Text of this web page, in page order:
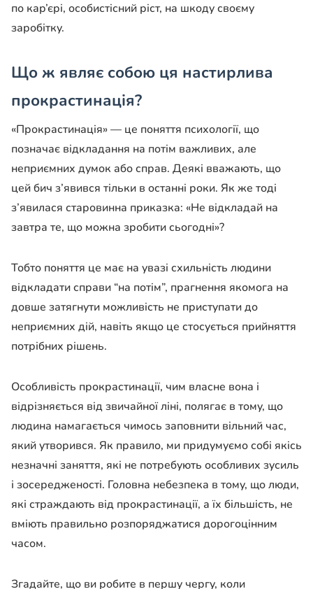
по кар’єрі, особистісний ріст, на шкоду своєму
заробітку.
Що ж являє собою ця настирлива
прокрастинація?
«Прокрастинація» — це поняття психології, що
позначає відкладання на потім важливих, але
неприємних думок або справ. Деякі вважають, що
цей бич з’явився тільки в останні роки. Як же тоді
з’явилася старовинна приказка: «Не відкладай на
завтра те, що можна зробити сьогодні»?
Тобто поняття це має на увазі схильність людини
відкладати справи “на потім”, прагнення якомога на
довше затягнути можливість не приступати до
неприємних дій, навіть якщо це стосується прийняття
потрібних рішень.
Особливість прокрастинації, чим власне вона і
відрізняється від звичайної ліні, полягає в тому, що
людина намагається чимось заповнити вільний час,
який утворився. Як правило, ми придумуємо собі якісь
незначні заняття, які не потребують особливих зусиль
і зосередженості. Головна небезпека в тому, що люди,
які страждають від прокрастинації, а їх більшість, не
вміють правильно розпоряджатися дорогоцінним
часом.
Згадайте, що ви робите в першу чергу, коли